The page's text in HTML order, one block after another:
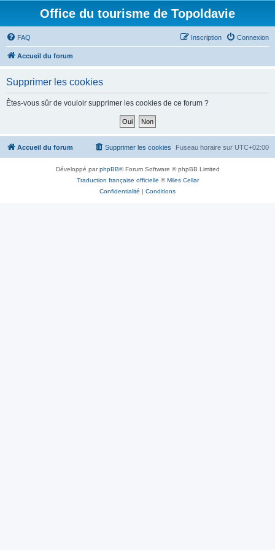
Office du tourisme de Topoldavie
FAQ Connexion
Inscription
Accueil du forum
Supprimer les cookies
Êtes-vous sûr de vouloir supprimer les cookies de ce forum ?
Accueil du forum Fuseau horaire sur UTC+02:00
Supprimer les cookies
Développé parphpBB® Forum Software © phpBB Limited
Traduction française officielle ©Miles Cellar
Confidentialité | Conditions